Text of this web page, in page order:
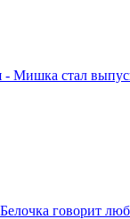
- Мишка стал
говорит